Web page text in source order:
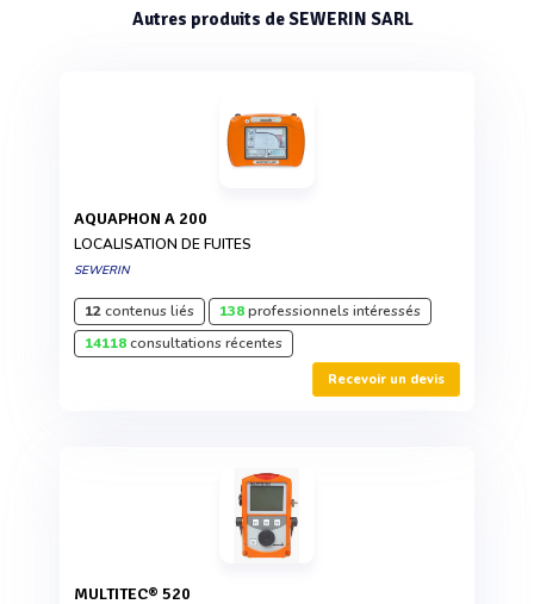
Autres produits de SEWERIN SARL
AQUAPHON A 200
LOCALISATION DE FUITES
SEWERIN
12contenus liés 138professionnels intéressés
14118consultations récentes
Recevoir un devis
MULTITEC® 520